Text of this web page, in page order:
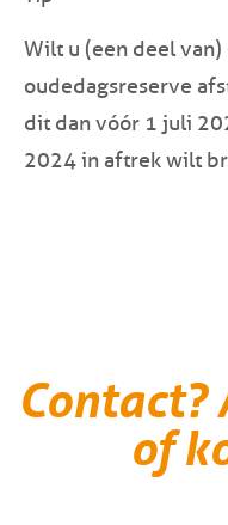
Wilt u (een deel
oudedagsreserve
dit dan vóór 1 juli
2024 in aftrek wilt
of